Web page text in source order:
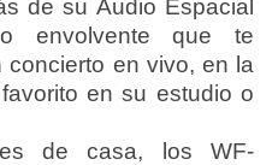
de su Audio Espacial
envolvente que te
concierto en vivo, en la
en su estudio o
de casa, los WF-